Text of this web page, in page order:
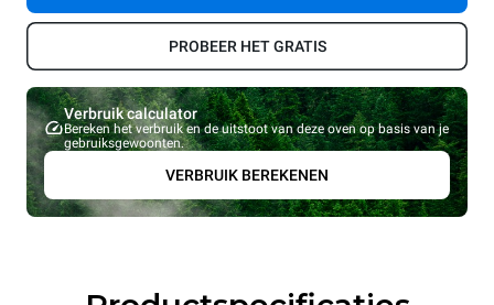
PROBEER HET GRATIS
Verbruik calculator
Bereken het verbruik en de uitstoot van deze oven op basis van je
gebruiksgewoonten.
VERBRUIK BEREKENEN